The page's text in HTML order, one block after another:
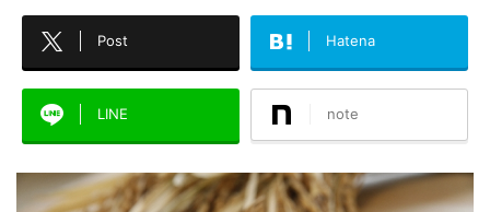
Post Hatena
LINE note